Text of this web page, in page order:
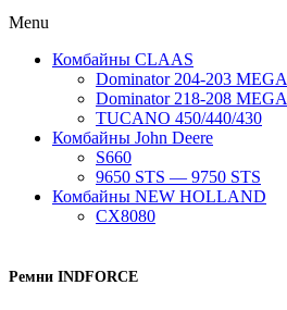
Menu
Комбайны CLAAS
Dominator 204-203 MEGA
Dominator 218-208 MEGA
TUCANO 450/440/430
Комбайны John Deere
S660
9650 STS — 9750 STS
Комбайны NEW HOLLAND
CX8080
Ремни INDFORCE